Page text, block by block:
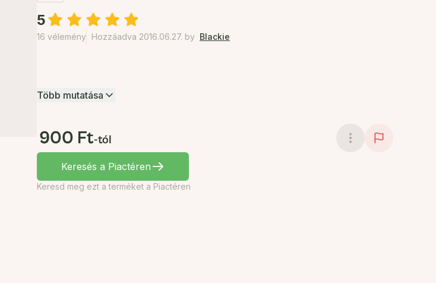
5
16 vélemény Hozzáadva 2016.06.27. by Blackie
Több mutatása
900 Ft-tól
Keresés a Piactéren
Keresd meg ezt a terméket a Piactéren